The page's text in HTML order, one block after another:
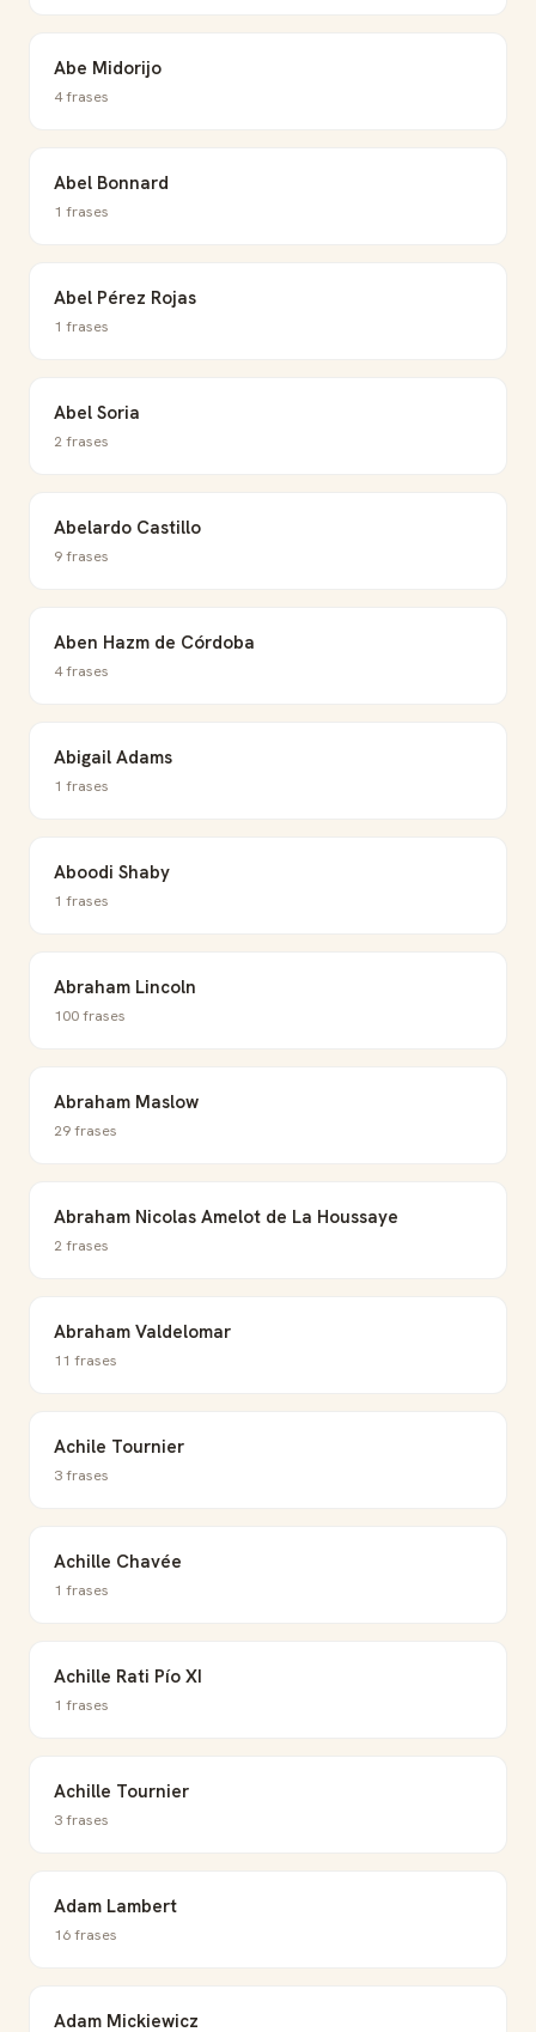
Abe Midorijo
4 frases
Abel Bonnard
1 frases
Abel Pérez Rojas
1 frases
Abel Soria
2 frases
Abelardo Castillo
9 frases
Aben Hazm de Córdoba
4 frases
Abigail Adams
1 frases
Aboodi Shaby
1 frases
Abraham Lincoln
100 frases
Abraham Maslow
29 frases
Abraham Nicolas Amelot de La Houssaye
2 frases
Abraham Valdelomar
11 frases
Achile Tournier
3 frases
Achille Chavée
1 frases
Achille Rati Pío XI
1 frases
Achille Tournier
3 frases
Adam Lambert
16 frases
Adam Mickiewicz